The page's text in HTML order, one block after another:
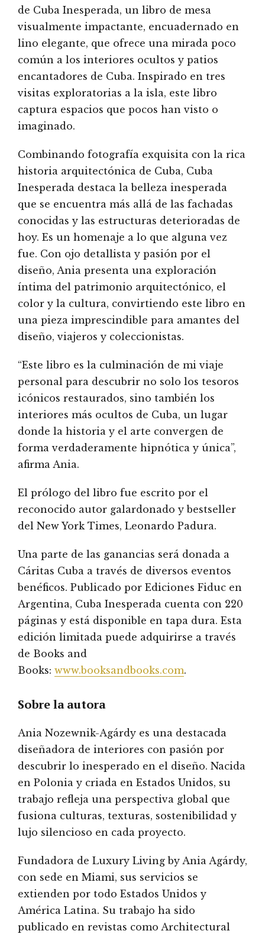
de Cuba Inesperada, un libro de mesa
visualmente impactante, encuadernado en
lino elegante, que ofrece una mirada poco
común a los interiores ocultos y patios
encantadores de Cuba. Inspirado en tres
visitas exploratorias a la isla, este libro
captura espacios que pocos han visto o
imaginado.
Combinando fotografía exquisita con la rica
historia arquitectónica de Cuba, Cuba
Inesperada destaca la belleza inesperada
que se encuentra más allá de las fachadas
conocidas y las estructuras deterioradas de
hoy. Es un homenaje a lo que alguna vez
fue. Con ojo detallista y pasión por el
diseño, Ania presenta una exploración
íntima del patrimonio arquitectónico, el
color y la cultura, convirtiendo este libro en
una pieza imprescindible para amantes del
diseño, viajeros y coleccionistas.
“Este libro es la culminación de mi viaje
personal para descubrir no solo los tesoros
icónicos restaurados, sino también los
interiores más ocultos de Cuba, un lugar
donde la historia y el arte convergen de
forma verdaderamente hipnótica y única”,
afirma Ania.
El prólogo del libro fue escrito por el
reconocido autor galardonado y bestseller
del New York Times, Leonardo Padura.
Una parte de las ganancias será donada a
Cáritas Cuba a través de diversos eventos
benéficos. Publicado por Ediciones Fiduc en
Argentina, Cuba Inesperada cuenta con 220
páginas y está disponible en tapa dura. Esta
edición limitada puede adquirirse a través
de Books and
Books: www.booksandbooks.com.
Sobre la autora
Ania Nozewnik-Agárdy es una destacada
diseñadora de interiores con pasión por
descubrir lo inesperado en el diseño. Nacida
en Polonia y criada en Estados Unidos, su
trabajo refleja una perspectiva global que
fusiona culturas, texturas, sostenibilidad y
lujo silencioso en cada proyecto.
Fundadora de Luxury Living by Ania Agárdy,
con sede en Miami, sus servicios se
extienden por todo Estados Unidos y
América Latina. Su trabajo ha sido
publicado en revistas como Architectural